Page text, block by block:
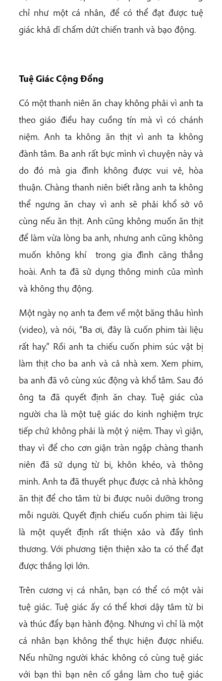
chỉ như một cá nhân, để có thể đạt được tuệ
giác khả dĩ chấm dứt chiến tranh và bạo động.
Tuệ Giác Cộng Đồng
Có một thanh niên ăn chay không phải vì anh ta
theo giáo điều hay cuồng tín mà vì có chánh
niệm. Anh ta không ăn thịt vì anh ta không
đành tâm. Ba anh rất bực mình vì chuyện này và
do đó mà gia đình không được vui vẻ, hòa
thuận. Chàng thanh niên biết rằng anh ta không
thể ngưng ăn chay vì anh sẽ phải khổ sở vô
cùng nếu ăn thịt. Anh cũng không muốn ăn thịt
để làm vừa lòng ba anh, nhưng anh cũng không
muốn không khí trong gia đình căng thẳng
hoài. Anh ta đã sử dụng thông minh của mình
và không thụ động.
Một ngày nọ anh ta đem về một băng thâu hình
(video), và nói, “Ba ơi, đây là cuốn phim tài liệu
rất hay.” Rồi anh ta chiếu cuốn phim súc vật bị
làm thịt cho ba anh và cả nhà xem. Xem phim,
ba anh đã vô cùng xúc động và khổ tâm. Sau đó
ông ta đã quyết định ăn chay. Tuệ giác của
người cha là một tuệ giác do kinh nghiệm trực
tiếp chứ không phải là một ý niệm. Thay vì giận,
thay vì để cho cơn giận tràn ngập chàng thanh
niên đã sử dụng từ bi, khôn khéo, và thông
minh. Anh ta đã thuyết phục được cả nhà không
ăn thịt để cho tâm từ bi được nuôi dưỡng trong
mỗi người. Quyết định chiếu cuốn phim tài liệu
là một quyết định rất thiện xảo và đầy tình
thương. Với phương tiện thiện xảo ta có thể đạt
được thắng lợi lớn.
Trên cương vị cá nhân, bạn có thể có một vài
tuệ giác. Tuệ giác ấy có thể khơi dậy tâm từ bi
và thúc đẩy bạn hành động. Nhưng vì chỉ là một
cá nhân bạn không thể thực hiện được nhiều.
Nếu những người khác không có cùng tuệ giác
với bạn thì bạn nên cố gắng làm cho tuệ giác